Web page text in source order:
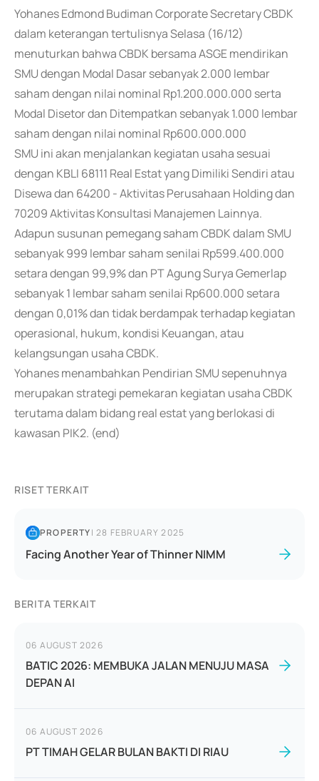
Yohanes Edmond Budiman Corporate Secretary CBDK
dalam keterangan tertulisnya Selasa (16/12)
menuturkan bahwa CBDK bersama ASGE mendirikan
SMU dengan Modal Dasar sebanyak 2.000 lembar
saham dengan nilai nominal Rp1.200.000.000 serta
Modal Disetor dan Ditempatkan sebanyak 1.000 lembar
saham dengan nilai nominal Rp600.000.000
SMU ini akan menjalankan kegiatan usaha sesuai
dengan KBLI 68111 Real Estat yang Dimiliki Sendiri atau
Disewa dan 64200 - Aktivitas Perusahaan Holding dan
70209 Aktivitas Konsultasi Manajemen Lainnya.
Adapun susunan pemegang saham CBDK dalam SMU
sebanyak 999 lembar saham senilai Rp599.400.000
setara dengan 99,9% dan PT Agung Surya Gemerlap
sebanyak 1 lembar saham senilai Rp600.000 setara
dengan 0,01% dan tidak berdampak terhadap kegiatan
operasional, hukum, kondisi Keuangan, atau
kelangsungan usaha CBDK.
Yohanes menambahkan Pendirian SMU sepenuhnya
merupakan strategi pemekaran kegiatan usaha CBDK
terutama dalam bidang real estat yang berlokasi di
kawasan PIK2. (end)
RISET TERKAIT
PROPERTY|28 FEBRUARY 2025
Facing Another Year of Thinner NIMM
BERITA TERKAIT
06 AUGUST 2026
BATIC 2026: MEMBUKA JALAN MENUJU MASA
DEPAN AI
06 AUGUST 2026
PT TIMAH GELAR BULAN BAKTI DI RIAU